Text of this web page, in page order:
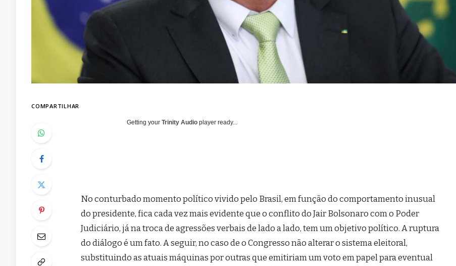
COMPARTILHAR
Getting yourTrinity Audio player ready...
No conturbado momento político vivido pelo Brasil, em função do comportamento inusual
do presidente, fica cada vez mais evidente que o conflito do Jair Bolsonaro com o Poder
Judiciário, já na troca de agressões verbais de lado a lado, tem um objetivo político. A ruptura
do diálogo é um fato. A seguir, no caso de o Congresso não alterar o sistema eleitoral,
substituindo as atuais máquinas por outras que emitiriam um voto em papel para eventual